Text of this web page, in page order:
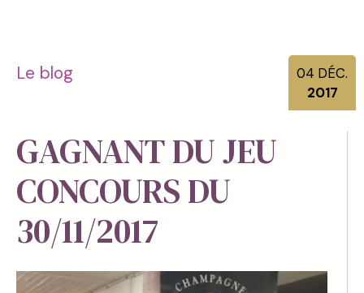
Le blog 04 DÉC.
2017
GAGNANT DU JEU
CONCOURS DU
30/11/2017